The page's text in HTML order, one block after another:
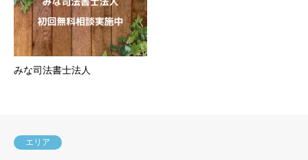
みな司法書士法人
エリア